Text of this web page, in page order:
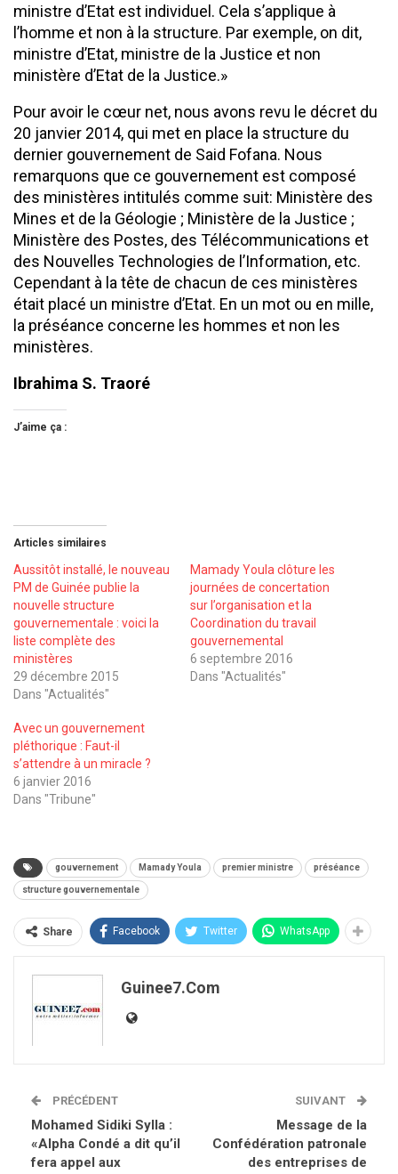
ministre d’Etat est individuel. Cela s’applique à
l’homme et non à la structure. Par exemple, on dit,
ministre d’Etat, ministre de la Justice et non
ministère d’Etat de la Justice.»
Pour avoir le cœur net, nous avons revu le décret du
20 janvier 2014, qui met en place la structure du
dernier gouvernement de Said Fofana. Nous
remarquons que ce gouvernement est composé
des ministères intitulés comme suit: Ministère des
Mines et de la Géologie ; Ministère de la Justice ;
Ministère des Postes, des Télécommunications et
des Nouvelles Technologies de l’Information, etc.
Cependant à la tête de chacun de ces ministères
était placé un ministre d’Etat. En un mot ou en mille,
la préséance concerne les hommes et non les
ministères.
Ibrahima S. Traoré
J’aime ça :
Articles similaires
Aussitôt installé, le nouveau
PM de Guinée publie la
nouvelle structure
gouvernementale : voici la
liste complète des
ministères
29 décembre 2015
Dans "Actualités"
Mamady Youla clôture les
journées de concertation
sur l’organisation et la
Coordination du travail
gouvernemental
6 septembre 2016
Dans "Actualités"
Avec un gouvernement
pléthorique : Faut-il
s’attendre à un miracle ?
6 janvier 2016
Dans "Tribune"
gouvernement Mamady Youla premier ministre préséance
structure gouvernementale
Share Facebook Twitter WhatsApp
Guinee7.com
PRÉCÉDENT
Mohamed Sidiki Sylla :
«Alpha Condé a dit qu’il
fera appel aux
SUIVANT
Message de la
Confédération patronale
des entreprises de